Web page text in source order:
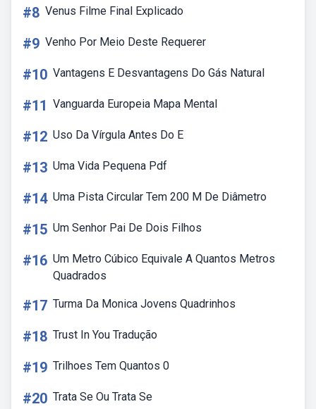
#8 Venus Filme Final Explicado
#9 Venho Por Meio Deste Requerer
#10 Vantagens E Desvantagens Do Gás Natural
#11 Vanguarda Europeia Mapa Mental
#12 Uso Da Vírgula Antes Do E
#13 Uma Vida Pequena Pdf
#14 Uma Pista Circular Tem 200 M De Diâmetro
#15 Um Senhor Pai De Dois Filhos
#16 Um Metro Cúbico Equivale A Quantos Metros
Quadrados
#17 Turma Da Monica Jovens Quadrinhos
#18 Trust In You Tradução
#19 Trilhoes Tem Quantos 0
#20 Trata Se Ou Trata Se